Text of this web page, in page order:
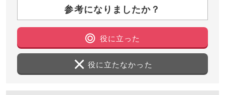
参考になりましたか？
役に立った
役に立たなかった